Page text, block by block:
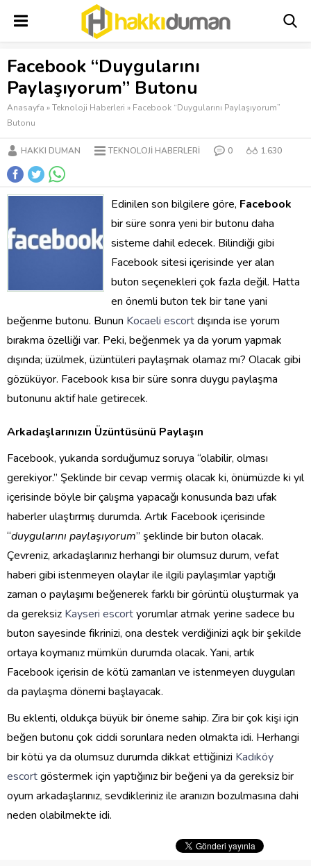
Facebook “Duygularını
Paylaşıyorum” Butonu
Anasayfa »Teknoloji Haberleri » Facebook “Duygularını Paylaşıyorum”
Butonu
HAKKI DUMAN TEKNOLOJI HABERLERI 0 1.630
Edinilen son bilgilere göre, Facebook
bir süre sonra yeni bir butonu daha
sisteme dahil edecek. Bilindiği gibi
Facebook sitesi içerisinde yer alan
buton seçenekleri çok fazla değil. Hatta
en önemli buton tek bir tane yani
beğenme butonu. Bunun Kocaeli escortdışında ise yorum
bırakma özelliği var. Peki, beğenmek ya da yorum yapmak
dışında; üzülmek, üzüntüleri paylaşmak olamaz mı? Olacak gibi
gözüküyor. Facebook kısa bir süre sonra duygu paylaşma
butonunu aktif hale getirecek.
Arkadaşlarınızın Üzüntüsünü Paylaşın
Facebook, yukarıda sorduğumuz soruya “olabilir, olması
gerekiyor.” Şeklinde bir cevap vermiş olacak ki, önümüzde ki yıl
içerisinde böyle bir çalışma yapacağı konusunda bazı ufak
haberler ulaştırmış durumda. Artık Facebook içerisinde
“duygularını paylaşıyorum” şeklinde bir buton olacak.
Çevreniz, arkadaşlarınız herhangi bir olumsuz durum, vefat
haberi gibi istenmeyen olaylar ile ilgili paylaşımlar yaptığı
zaman o paylaşımı beğenerek farklı bir görüntü oluşturmak ya
da gereksiz Kayseri escortyorumlar atmak yerine sadece bu
buton sayesinde fikrinizi, ona destek verdiğinizi açık bir şekilde
ortaya koymanız mümkün durumda olacak. Yani, artık
Facebook içerisin de kötü zamanları ve istenmeyen duyguları
da paylaşma dönemi başlayacak.
Bu eklenti, oldukça büyük bir öneme sahip. Zira bir çok kişi için
beğen butonu çok ciddi sorunlara neden olmakta idi. Herhangi
bir kötü ya da olumsuz durumda dikkat ettiğinizi Kadıköy
escortgöstermek için yaptığınız bir beğeni ya da gereksiz bir
oyum arkadaşlarınız, sevdikleriniz ile aranızın bozulmasına dahi
neden olabilmekte idi.